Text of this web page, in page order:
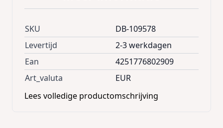
aan parasols vanverschillende
overtuigt door een
slanke pasvorm
voorkomt dat
vocht binnendringt.
Bijzonder praktisch:
De telescoopstok wordt in de
opgeborgenen is zo altijd bij de hand.
SKU
DB-109578
Levertijd
2-3 werkdagen
Ean
4251776802909
Art_valuta
EUR
Lees volledige productomschrijving